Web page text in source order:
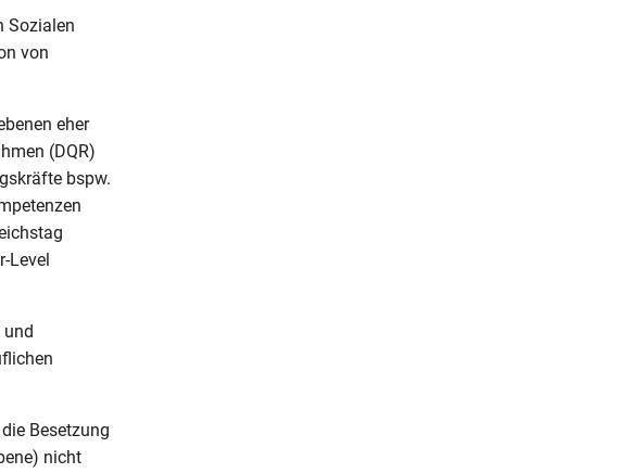
Sozialen
von
eher
(DQR)
bspw.
Level
Besetzung
nicht